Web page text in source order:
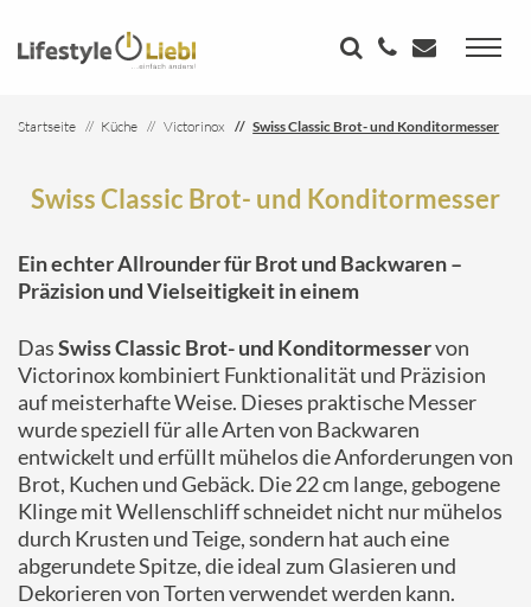
Startseite Küche Victorinox Swiss Classic Brot- und Konditormesser
Swiss Classic Brot- und Konditormesser
Ein echter Allrounder für Brot und Backwaren –
Präzision und Vielseitigkeit in einem
DasSwiss Classic Brot- und Konditormesservon
Victorinox kombiniert Funktionalität und Präzision
auf meisterhafte Weise. Dieses praktische Messer
wurde speziell für alle Arten von Backwaren
entwickelt und erfüllt mühelos die Anforderungen von
Brot, Kuchen und Gebäck. Die 22 cm lange, gebogene
Klinge mit Wellenschliff schneidet nicht nur mühelos
durch Krusten und Teige, sondern hat auch eine
abgerundete Spitze, die ideal zum Glasieren und
Dekorieren von Torten verwendet werden kann.